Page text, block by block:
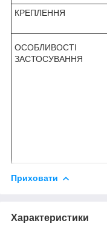
КРЕПЛЕННЯ
ОСОБЛИВОСТІ
ЗАСТОСУВАННЯ
Приховати
Характеристики